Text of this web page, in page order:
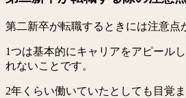
第二新卒が転職するときには注意点
1つは基本的にキャリアをアピール
れないことです。
2年くらい働いていたとしても目覚